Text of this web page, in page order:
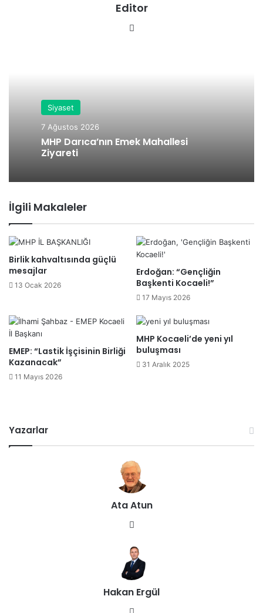
Editor
Siyaset
7 Ağustos 2026
MHP Darıca’nın Emek Mahallesi
Ziyareti
İlgili Makaleler
Birlik kahvaltısında güçlü
mesajlar
13 Ocak 2026
Erdoğan: “Gençliğin
Başkenti Kocaeli!”
17 Mayıs 2026
EMEP: “Lastik İşçisinin Birliği
Kazanacak”
11 Mayıs 2026
MHP Kocaeli’de yeni yıl
buluşması
31 Aralık 2025
Yazarlar
Ata Atun
esi
Hakan Ergül